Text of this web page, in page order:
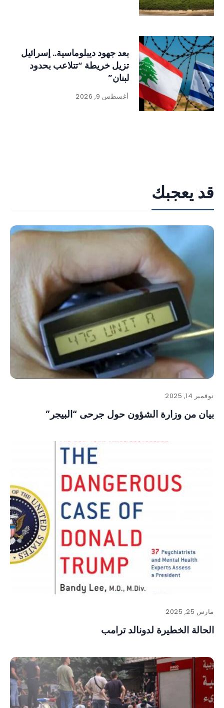
بعد جهود ديبلوماسية.. إسرائيل
تزيل خريطة “تتلاعب بحدود
لبنان”
أغسطس 9, 2026
قد يعجبك
نوفمبر 14, 2025
بيان من وزارة الشؤون حول جرحى “البيجر”
مارس 25, 2025
الحالة الخطيرة لدونالد ترامب